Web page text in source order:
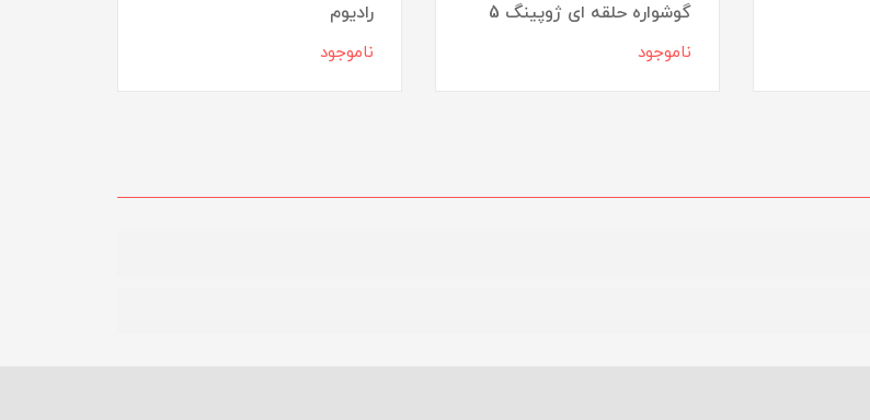
گوشواره حلقه ای ژوپینگ 5
ناموجود
رادیوم
ناموجود